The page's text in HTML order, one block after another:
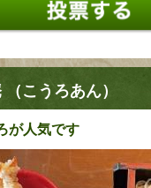
こうろあん）
が人気です